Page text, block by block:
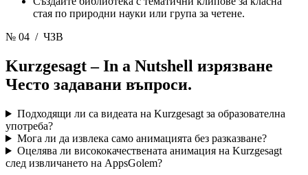
стая по природни науки или група за четене.
№ 04 / ЧЗВ
Kurzgesagt – In a Nutshell изрязване
Често задавани въпроси.
Подходящи ли са видеата на Kurzgesagt за образователна
употреба?
Мога ли да извлека само анимацията без разказване?
Оцелява ли висококачествената анимация на Kurzgesagt
след извличането на AppsGolem?